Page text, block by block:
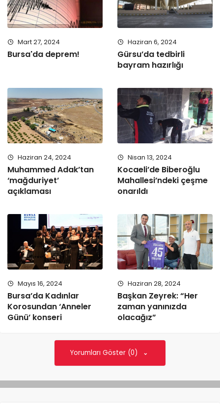
Mart 27, 2024
Bursa'da deprem!
Haziran 6, 2024
Gürsu’da tedbirli
bayram hazırlığı
Haziran 24, 2024
Muhammed Adak’tan
‘mağduriyet’
açıklaması
Nisan 13, 2024
Kocaeli’de Biberoğlu
Mahallesi’ndeki çeşme
onarıldı
Mayıs 16, 2024
Bursa’da Kadınlar
Korosundan ‘Anneler
Günü’ konseri
Haziran 28, 2024
Başkan Zeyrek: “Her
zaman yanınızda
olacağız”
Yorumları Göster (0)